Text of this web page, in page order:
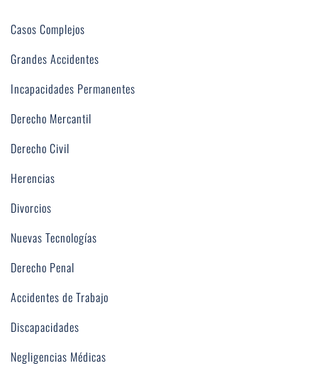
Casos Complejos
Grandes Accidentes
Incapacidades Permanentes
Derecho Mercantil
Derecho Civil
Herencias
Divorcios
Nuevas Tecnologías
Derecho Penal
Accidentes de Trabajo
Discapacidades
Negligencias Médicas